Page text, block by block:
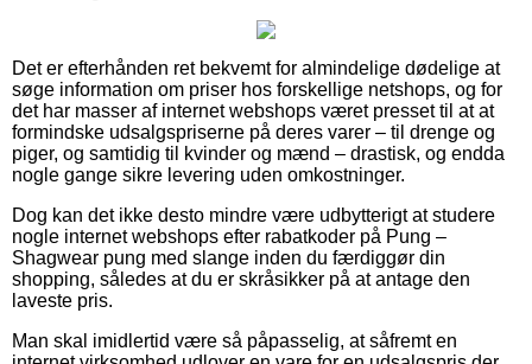
Det er efterhånden ret bekvemt for almindelige dødelige at
søge information om priser hos forskellige netshops, og for
det har masser af internet webshops været presset til at at
formindske udsalgspriserne på deres varer – til drenge og
piger, og samtidig til kvinder og mænd – drastisk, og endda
nogle gange sikre levering uden omkostninger.
Dog kan det ikke desto mindre være udbytterigt at studere
nogle internet webshops efter rabatkoder på Pung –
Shagwear pung med slange inden du færdiggør din
shopping, således at du er skråsikker på at antage den
laveste pris.
Man skal imidlertid være så påpasselig, at såfremt en